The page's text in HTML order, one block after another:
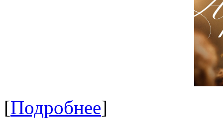
[Подробнее]